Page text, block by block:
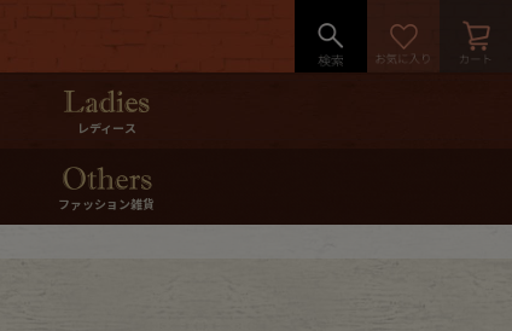
レディース
ファッション雑貨